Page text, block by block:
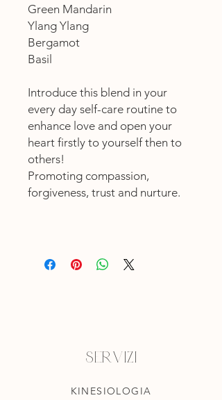
Green Mandarin
Ylang Ylang
Bergamot
Basil
Introduce this blend in your
every day self-care routine to
enhance love and open your
heart firstly to yourself then to
others!
Promoting compassion,
forgiveness, trust and nurture.
Servizi
KINESIOLOGIA